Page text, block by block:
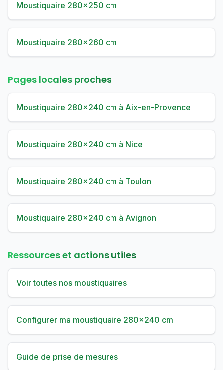
Moustiquaire 280×250 cm
Moustiquaire 280×260 cm
Pages locales proches
Moustiquaire 280×240 cm à Aix-en-Provence
Moustiquaire 280×240 cm à Nice
Moustiquaire 280×240 cm à Toulon
Moustiquaire 280×240 cm à Avignon
Ressources et actions utiles
Voir toutes nos moustiquaires
Configurer ma moustiquaire 280×240 cm
Guide de prise de mesures